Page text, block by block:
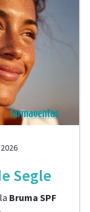
Segle
Bruma SPF